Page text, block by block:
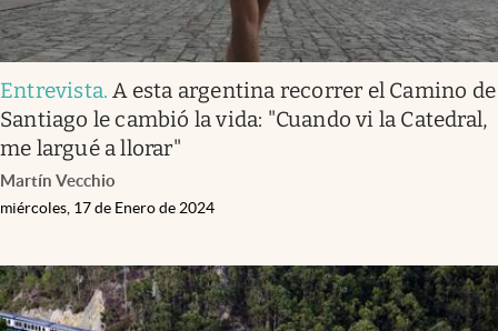
Entrevista.A esta argentina recorrer el Camino de
Santiago le cambió la vida: "Cuando vi la Catedral,
me largué a llorar"
Martín Vecchio
miércoles, 17 de Enero de 2024